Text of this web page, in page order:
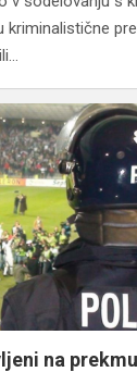
kriminalistične
na